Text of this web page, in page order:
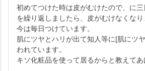
初めてつけた時は皮がむけたので、に
を繰り返しましたら、皮がむけなくなり
今は毎日つけています。
肌にツヤとハリが出て知人等に[肌にツ
われています。
キソ化粧品を使って居るからと教えてあ